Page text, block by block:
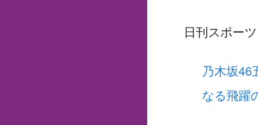
乃木坂46 瀬戸口
日刊スポー
乃木坂
なる飛躍